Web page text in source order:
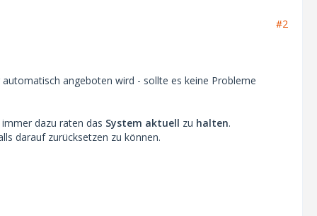
#2
angeboten wird - sollte es keine Probleme
dazu raten das System aktuell zu halten.
darauf zurücksetzen zu können.